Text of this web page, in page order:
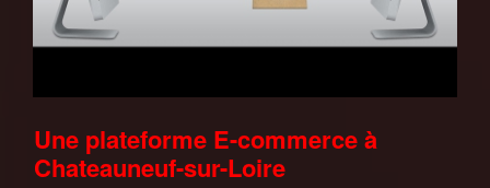
Une plateforme E-commerce à
Chateauneuf-sur-Loire